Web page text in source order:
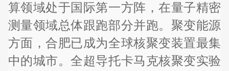
算领域处于国际第一方阵，在量子精密
测量领域总体跟跑部分并跑。聚变能源
方面，合肥已成为全球核聚变装置最集
中的城市。全超导托卡马克核聚变实验